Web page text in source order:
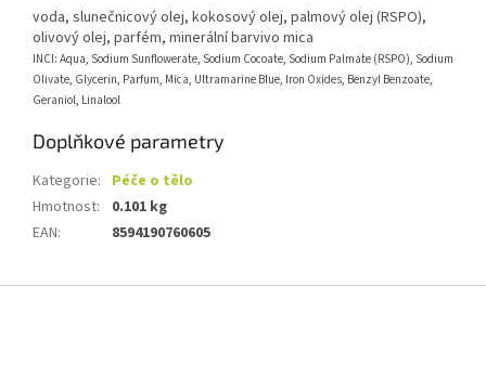
voda, slunečnicový olej, kokosový olej, palmový olej (RSPO),
olivový olej, parfém, minerální barvivo mica
INCI: Aqua, Sodium Sunflowerate, Sodium Cocoate, Sodium Palmate (RSPO), Sodium
Olivate, Glycerin, Parfum, Mica, Ultramarine Blue, Iron Oxides, Benzyl Benzoate,
Geraniol, Linalool
Doplňkové parametry
Kategorie: Péče o tělo
Hmotnost:
0.101 kg
EAN: 8594190760605